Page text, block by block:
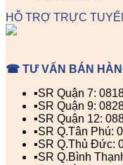
HỖ TRỢ TRỰC
☎ TƯ VẤN BÁN
▪️SR Quận 7:
▪️SR Quận 9:
▪️SR Quận 12:
▪️SR Q.Tân Phú:
▪️SR Q.Thủ Đức:
▪️SR Q.Bình